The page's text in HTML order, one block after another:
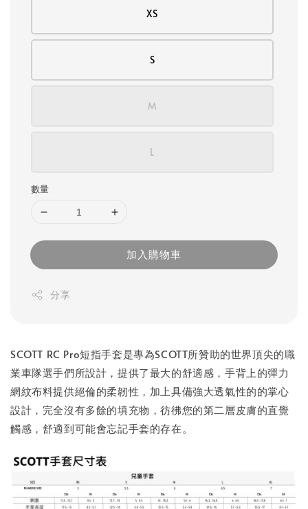
XS
S
M
L
數量
加入購物車
分享
SCOTT RC Pro短指手套是專為SCOTT所贊助的世界頂尖的職
業車隊選手們所設計，提供了最大的舒適感，手背上的彈力
網紋布料提供絕倫的柔韌性，加上具備強大透氣性的的掌心
設計，完全沒有多餘的填充物，彷彿您的第二層皮膚的直覺
觸感，舒適到可能會忘記手套的存在。